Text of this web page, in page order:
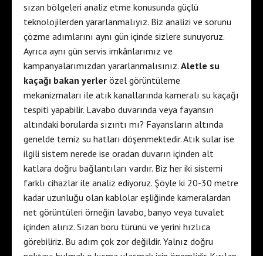
sızan bölgeleri analiz etme konusunda güçlü
teknolojilerden yararlanmalıyız. Biz analizi ve sorunu
çözme adımlarını aynı gün içinde sizlere sunuyoruz.
Ayrıca aynı gün servis imkânlarımız ve
kampanyalarımızdan yararlanmalısınız. Aletle su
kaçağı bakan yerler özel görüntüleme
mekanizmaları ile atık kanallarında kameralı su kaçağı
tespiti yapabilir. Lavabo duvarında veya fayansın
altındaki borularda sızıntı mı? Fayansların altında
genelde temiz su hatları döşenmektedir. Atık sular ise
ilgili sistem nerede ise oradan duvarın içinden alt
katlara doğru bağlantıları vardır. Biz her iki sistemi
farklı cihazlar ile analiz ediyoruz. Şöyle ki 20-30 metre
kadar uzunluğu olan kablolar eşliğinde kameralardan
net görüntüleri örneğin lavabo, banyo veya tuvalet
içinden alırız. Sızan boru türünü ve yerini hızlıca
görebiliriz. Bu adım çok zor değildir. Yalnız doğru